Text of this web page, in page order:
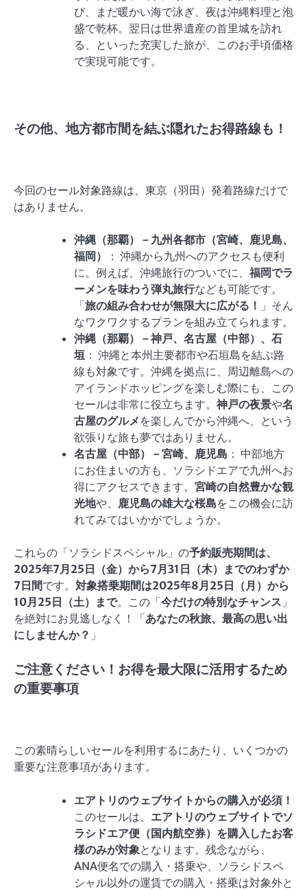
び、まだ暖かい海で泳ぎ、夜は沖縄料理と泡
盛で乾杯。翌日は世界遺産の首里城を訪れ
る、といった充実した旅が、このお手頃価格
で実現可能です。
その他、地方都市間を結ぶ隠れたお得路線も！
今回のセール対象路線は、東京（羽田）発着路線だけで
はありません。
沖縄（那覇）－九州各都市（宮崎、鹿児島、
福岡）
： 沖縄から九州へのアクセスも便利
に。例えば、沖縄旅行のついでに、 福岡でラ
ーメンを味わう弾丸旅行なども可能です。
「旅の組み合わせが無限大に広がる！ 」そん
なワクワクするプランを組み立てられます。
沖縄（那覇）－神戸、名古屋（中部）、石
垣 ： 沖縄と本州主要都市や石垣島を結ぶ路
線も対象です。沖縄を拠点に、周辺離島への
アイランドホッピングを楽しむ際にも、この
セールは非常に役立ちます。 神戸の夜景や名
古屋のグルメ を楽しんでから沖縄へ、という
欲張りな旅も夢ではありません。
名古屋（中部）－宮崎、鹿児島 ： 中部地方
にお住まいの方も、ソラシドエアで九州へお
得にアクセスできます。 宮崎の自然豊かな観
光地や、 鹿児島の雄大な桜島をこの機会に訪
れてみてはいかがでしょうか。
これらの「ソラシドスペシャル」の予約販売期間は、
2025年7月25日（金）から7月31日（木）までのわずか
7日間です。 対象搭乗期間は2025年8月25日（月）から
10月25日（土）まで。この「今だけの特別なチャンス 」
を絶対にお見逃しなく！「あなたの秋旅、最高の思い出
にしませんか？ 」
ご注意ください！お得を最大限に活用するため
の重要事項
この素晴らしいセールを利用するにあたり、いくつかの
重要な注意事項があります。
エアトリのウェブサイトからの購入が必須！
このセールは、 エアトリのウェブサイトでソ
ラシドエア便（国内航空券）を購入したお客
様のみが対象となります。残念ながら、
ANA便名での購入・搭乗や、ソラシドスペ
シャル以外の運賃での購入・搭乗は対象外と